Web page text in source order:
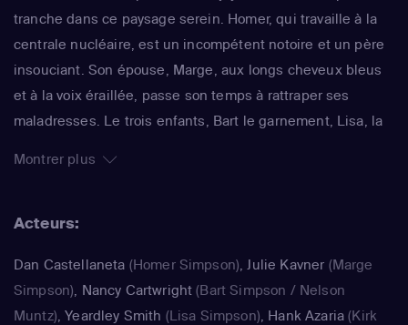
tranche dans ce paysage serein. Homer, qui travaille à la
centrale nucléaire, est un incompétent notoire et un père
insouciant. Son épouse, Marge, aux longs cheveux bleus
et à la voix éraillée, passe son temps à rattraper ses
maladresses. Le trois enfants, Bart le garnement, Lisa, la
rendent joyeux et animé le quotidien de ce foyer. La série
saison, est régulièrement récompensée aux Emmy Awards
Montrer plus
Acteurs:
Dan Castellaneta (Homer Simpson) Julie Kavner (Marge
Simpson) Nancy Cartwright (Bart Simpson / Nelson
Muntz) ,Yeardley Smith (Lisa Simpson) Hank Azaria (Kirk